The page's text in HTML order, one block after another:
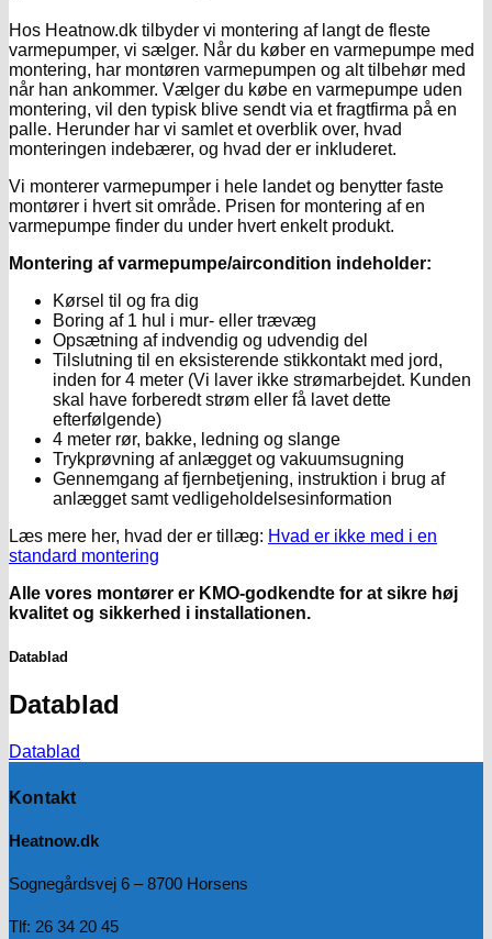
Hos Heatnow.dk tilbyder vi montering af langt de fleste
varmepumper, vi sælger. Når du køber en varmepumpe med
montering, har montøren varmepumpen og alt tilbehør med
når han ankommer. Vælger du købe en varmepumpe uden
montering, vil den typisk blive sendt via et fragtfirma på en
palle. Herunder har vi samlet et overblik over, hvad
monteringen indebærer, og hvad der er inkluderet.
Vi monterer varmepumper i hele landet og benytter faste
montører i hvert sit område. Prisen for montering af en
varmepumpe finder du under hvert enkelt produkt.
Montering af varmepumpe/aircondition indeholder:
Kørsel til og fra dig
Boring af 1 hul i mur- eller trævæg
Opsætning af indvendig og udvendig del
Tilslutning til en eksisterende stikkontakt med jord,
inden for 4 meter (Vi laver ikke strømarbejdet. Kunden
skal have forberedt strøm eller få lavet dette
efterfølgende)
4 meter rør, bakke, ledning og slange
Trykprøvning af anlægget og vakuumsugning
Gennemgang af fjernbetjening, instruktion i brug af
anlægget samt vedligeholdelsesinformation
Læs mere her, hvad der er tillæg: Hvad er ikke med i en
standard montering
Alle vores montører er KMO-godkendte for at sikre høj
kvalitet og sikkerhed i installationen.
Datablad
Datablad
Datablad
Kontakt
Heatnow.dk
Sognegårdsvej 6 – 8700 Horsens
Tlf: 26 34 20 45